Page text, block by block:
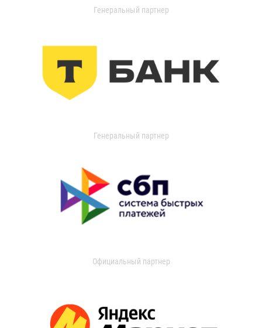
Генеральный партнер
Генеральный партнер
Официальный партнер